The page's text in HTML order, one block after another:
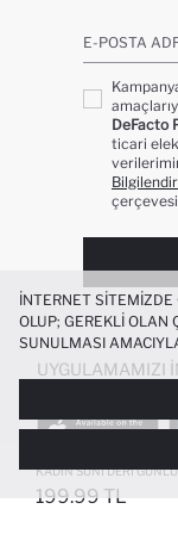
KADIN SUNI DERI
199.99 TL
E-POSTA
DeFacto
ticari
UYGULAMAMIZI
POPÜLER
İNTERNET SITEMIZDE
OLUP; GEREKLI OLAN
SUNULMASI
ÜÇÜNCÜ TARAF
DENEYIMI
KIŞISELLEŞTIRMESI
YÖNELIK
SINIRLI OLARAK
ÇEREZ TERCIHLERI
ÇEREZLERLE ILGILI